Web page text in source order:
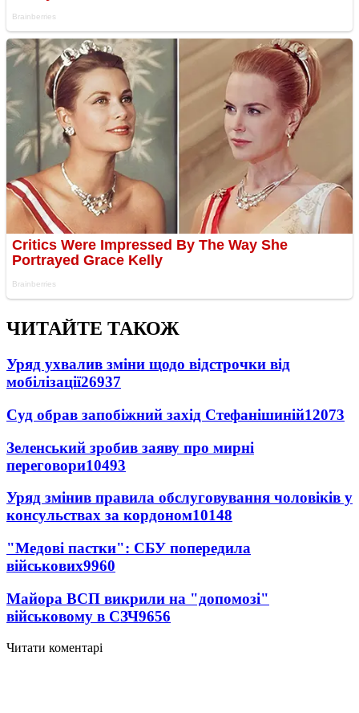
ЧИТАЙТЕ ТАКОЖ
Уряд ухвалив зміни щодо відстрочки від
мобілізації26937
Суд обрав запобіжний захід Стефанішиній12073
Зеленський зробив заяву про мирні
переговори10493
Уряд змінив правила обслуговування чоловіків у
консульствах за кордоном10148
"Медові пастки": СБУ попередила
військових9960
Майора ВСП викрили на "допомозі"
військовому в СЗЧ9656
Читати коментарі